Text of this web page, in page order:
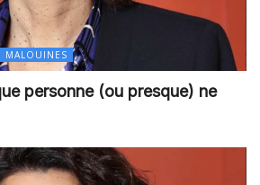
MALOUINES
personne (ou presque) ne